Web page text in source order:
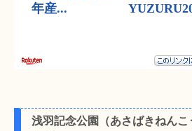
浅羽記念公園（あさばきねん